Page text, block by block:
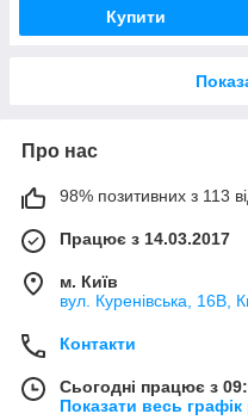
Купити
Про нас
98% позитивних з 113
Працює з 14.03.2017
м. Київ
вул. Куренівська, 16В,
Контакти
Сьогодні працює з
Показати весь